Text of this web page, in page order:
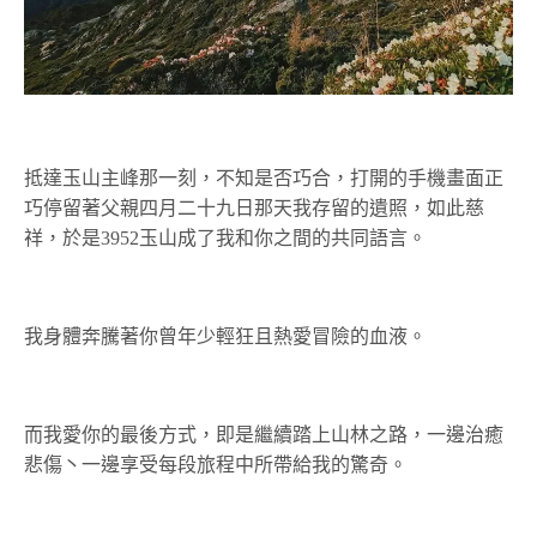
抵達玉山主峰那一刻，不知是否巧合，打開的手機畫面正
巧停留著父親四月二十九日那天我存留的遺照，如此慈
祥，於是3952玉山成了我和你之間的共同語言。
我身體奔騰著你曾年少輕狂且熱愛冒險的血液。
而我愛你的最後方式，即是繼續踏上山林之路，一邊治癒
悲傷丶一邊享受每段旅程中所帶給我的驚奇。